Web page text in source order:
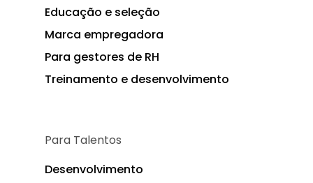
Educação e seleção
Marca empregadora
Para gestores de RH
Treinamento e desenvolvimento
Para Talentos
Desenvolvimento